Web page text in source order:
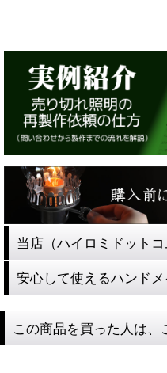
当店（ハイロミドット
安心して使えるハンド
この商品を買った人は